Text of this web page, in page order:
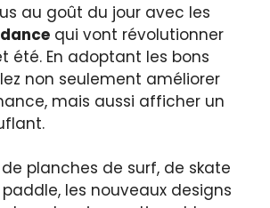
au goût du jour avec les
qui vont révolutionner
été. En adoptant les bons
non seulement améliorer
mais aussi afficher un
de planches de surf, de skate
les nouveaux designs